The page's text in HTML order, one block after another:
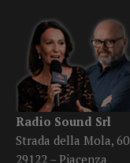
Radio Sound Srl
Strada della Mola, 60
29122 – Piacenza